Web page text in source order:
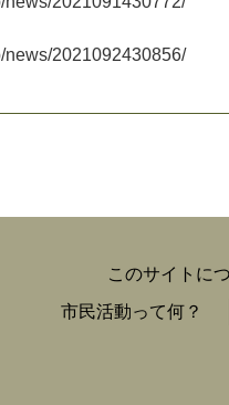
/news/2021092430856/
このサイトに
市民活動って何？